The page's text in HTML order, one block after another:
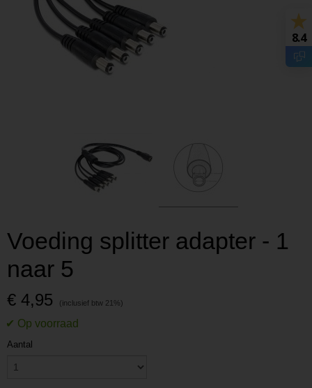
Voeding splitter adapter - 1
naar 5
€ 4,95
Aantal
8.4